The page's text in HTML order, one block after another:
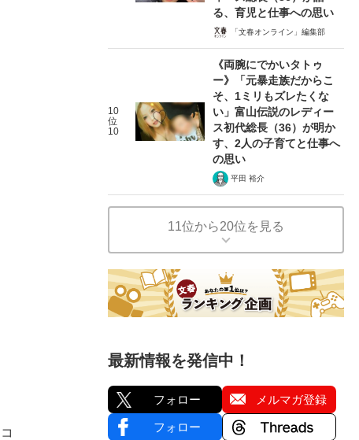
る、育児と仕事への思い
「文春オンライン」編集部
10
位
10
《両腕にでかいタトゥ
ー》「元暴走族だからこ
そ、1ミリもズレたくな
い」富山伝説のレディー
ス初代総長（36）が明か
す、2人の子育てと仕事へ
の思い
平田 裕介
11位から20位を見る
最新情報を発信中！
フォロー メルマガ登録
フォロー